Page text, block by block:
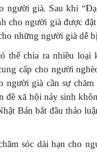
người già. Sau khi
cho người già được
những người già dễ
thể chia ra nhiều loại
cấp cho người
người già cần sự
đề xã hội nảy sinh
Bản bắt đầu thảo
sóc dài hạn cho